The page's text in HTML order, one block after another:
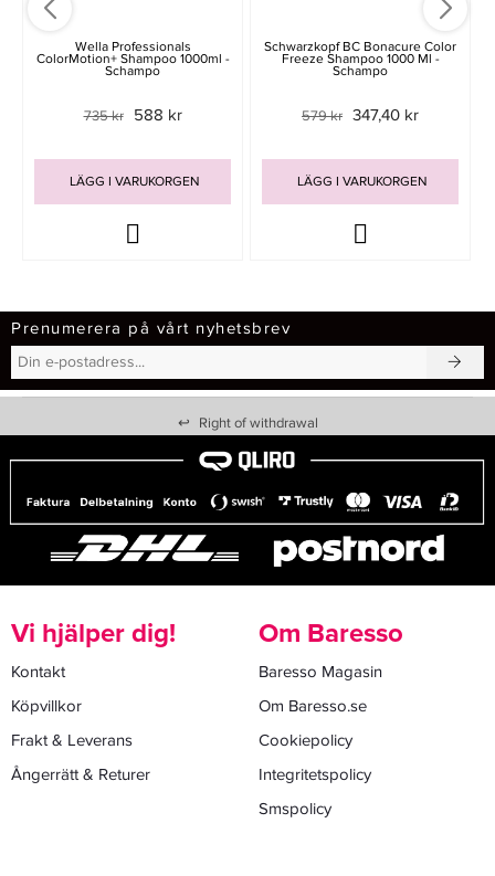
Wella Professionals
ColorMotion+ Shampoo 1000ml -
Schampo
735 kr 588 kr
LÄGG I VARUKORGEN
Schwarzkopf BC Bonacure Color
Freeze Shampoo 1000 Ml -
Schampo
579 kr 347,40 kr
LÄGG I VARUKORGEN
Prenumerera på vårt nyhetsbrev
↩ Right of withdrawal
Vi hjälper dig!
Kontakt
Köpvillkor
Frakt & Leverans
Ångerrätt & Returer
Om Baresso
Baresso Magasin
Om Baresso.se
Cookiepolicy
Integritetspolicy
Smspolicy